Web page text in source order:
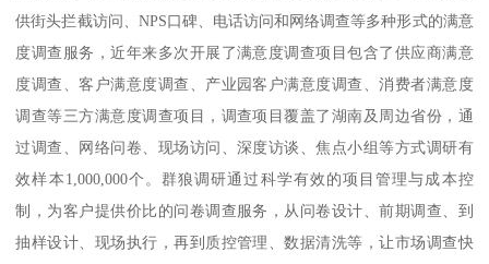
供街头拦截访问、NPS口碑、电话访问和网络调查等多种形式的满意
度调查服务，近年来多次开展了满意度调查项目包含了供应商满意
度调查、客户满意度调查、产业园客户满意度调查、消费者满意度
调查等三方满意度调查项目，调查项目覆盖了湖南及周边省份，通
过调查、网络问卷、现场访问、深度访谈、焦点小组等方式调研有
效样本1,000,000个。群狼调研通过科学有效的项目管理与成本控
制，为客户提供价比的问卷调查服务，从问卷设计、前期调查、到
抽样设计、现场执行，再到质控管理、数据清洗等，让市场调查快